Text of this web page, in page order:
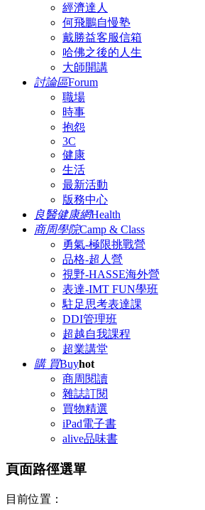
經濟達人
何飛鵬自慢塾
戴勝益客服信箱
哈佛之後的人生
大師開講
討論區Forum
職場
時事
抱怨
3C
健康
生活
最新活動
版務中心
良醫健康網Health
商周學院Camp & Class
勇氣-極限挑戰營
品格-超人營
視野-HASSE海外營
表達-IMT FUN學班
駐足思考表達課
DDI管理班
超越自我課程
超業講堂
購 買Buyhot
商周閱讀
雜誌訂閱
買物精選
iPad電子書
alive品味書
頁面路徑選單
目前位置：